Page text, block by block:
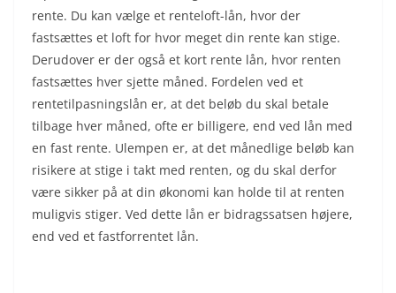
rente. Du kan vælge et renteloft-lån, hvor der
fastsættes et loft for hvor meget din rente kan stige.
Derudover er der også et kort rente lån, hvor renten
fastsættes hver sjette måned. Fordelen ved et
rentetilpasningslån er, at det beløb du skal betale
tilbage hver måned, ofte er billigere, end ved lån med
en fast rente. Ulempen er, at det månedlige beløb kan
risikere at stige i takt med renten, og du skal derfor
være sikker på at din økonomi kan holde til at renten
muligvis stiger. Ved dette lån er bidragssatsen højere,
end ved et fastforrentet lån.